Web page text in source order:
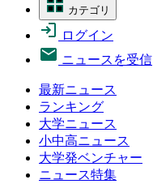
カテゴリ
ログイン
ニュースを受信
最新ニュース
ランキング
大学ニュース
小中高ニュース
大学発ベンチャー
ニュース特集